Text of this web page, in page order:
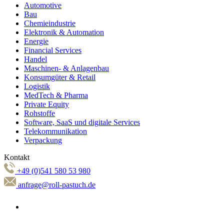
Automotive
Bau
Chemieindustrie
Elektronik & Automation
Energie
Financial Services
Handel
Maschinen- & Anlagenbau
Konsumgüter & Retail
Logistik
MedTech & Pharma
Private Equity
Rohstoffe
Software, SaaS und digitale Services
Telekommunikation
Verpackung
Kontakt
+49 (0)541 580 53 980
anfrage@roll-pastuch.de